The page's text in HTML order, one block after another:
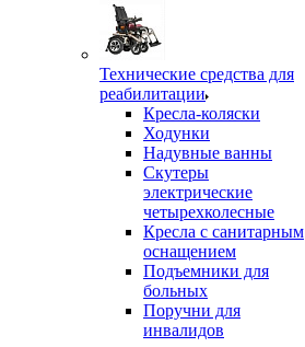
Технические средства для
реабилитации
Кресла-коляски
Ходунки
Надувные ванны
Скутеры
электрические
четырехколесные
Кресла с санитарным
оснащением
Подъемники для
больных
Поручни для
инвалидов